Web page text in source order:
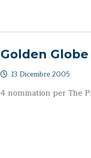
Golden Globe
13 Dicembre 2005
4 nomination per The